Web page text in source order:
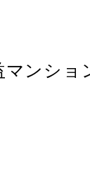
マンショ